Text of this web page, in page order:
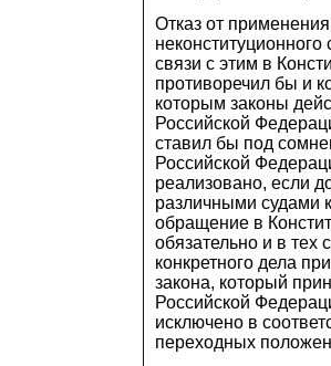
Отказ от
связи с этим в
противоречил бы и
которым законы
Российской
ставил бы под
Российской
реализовано, если
различными судами
обращение в
обязательно и в тех
конкретного дела
закона, который
Российской
исключено в
переходных